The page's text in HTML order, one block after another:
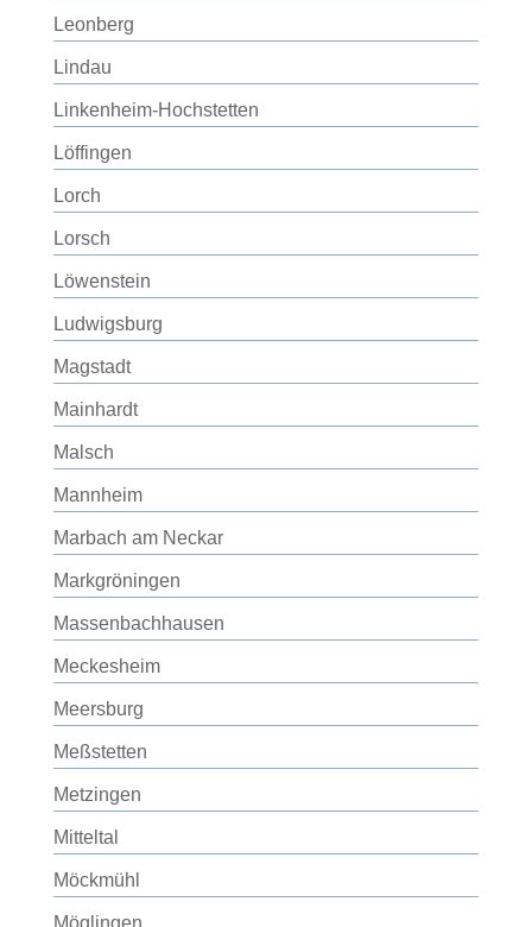
Leonberg
Lindau
Linkenheim-Hochstetten
Löffingen
Lorch
Lorsch
Löwenstein
Ludwigsburg
Magstadt
Mainhardt
Malsch
Mannheim
Marbach am Neckar
Markgröningen
Massenbachhausen
Meckesheim
Meersburg
Meßstetten
Metzingen
Mitteltal
Möckmühl
Möglingen